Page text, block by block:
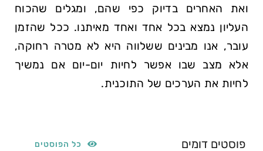
ואת האחרים בדיוק כפי שהם, ומגלים שהכוח
העליון נמצא בכל אחד ואחד מאיתנו. ככל שהזמן
עובר, אנו מבינים ששלווה היא לא מטרה רחוקה,
אלא מצב שבו אפשר לחיות יום-יום אם נמשיך
לחיות את הערכים של התוכנית.
פוסטים דומים כל הפוסטים